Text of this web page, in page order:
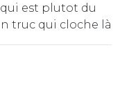
est plutot du
truc qui cloche là